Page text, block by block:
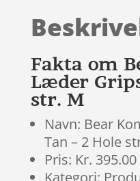
på
ømmels
er
Fakta om
Læder
str. M
Navn: Bear
Tan – 2 Hole
Pris: Kr. 395.00
Kategori: